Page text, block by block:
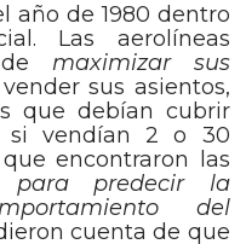
año de 1980 dentro
Las aerolíneas
maximizar sus
sus asientos,
que debían cubrir
si vendían 2 o 30
encontraron las
para predecir la
del
cuenta de que